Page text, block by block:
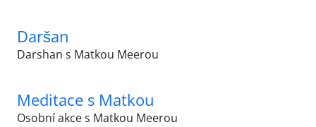
Daršan
Darshan s Matkou Meerou
Meditace s Matkou
Osobní akce s Matkou Meerou